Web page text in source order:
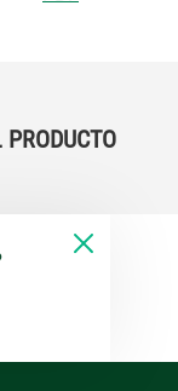
PRODUCTO